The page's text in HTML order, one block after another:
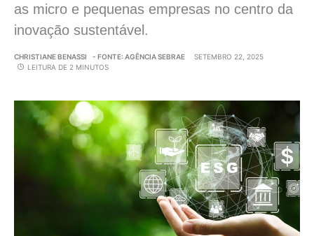
as micro e pequenas empresas no centro da
inovação sustentável.
CHRISTIANE BENASSI - FONTE: AGÊNCIA SEBRAE
SETEMBRO 22, 2025
LEITURA DE 2 MINUTOS